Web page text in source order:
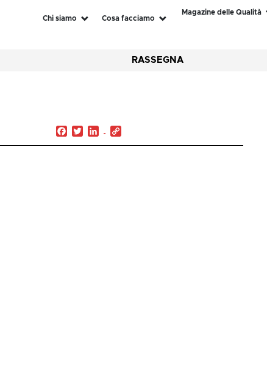
Chi siamo Cosa facciamo
Magazine delle Qualità
RASSEGNA
Facebook
TwitterLinkedIn